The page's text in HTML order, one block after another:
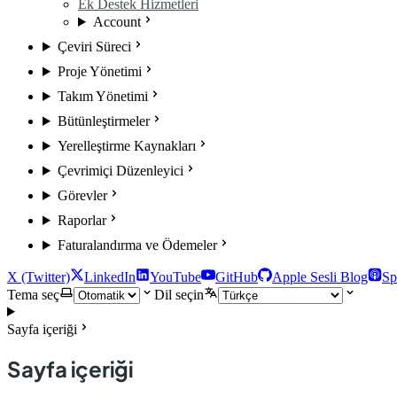
Ek Destek Hizmetleri
Account
Çeviri Süreci
Proje Yönetimi
Takım Yönetimi
Bütünleştirmeler
Yerelleştirme Kaynakları
Çevrimiçi Düzenleyici
Görevler
Raporlar
Faturalandırma ve Ödemeler
X (Twitter) LinkedIn YouTube GitHub Apple Sesli Blog
Tema seç
Dil seçin
Sayfa içeriği
Sayfa içeriği